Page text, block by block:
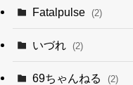
Fatalpulse (2)
いづれ (2)
69ちゃんねる (2)